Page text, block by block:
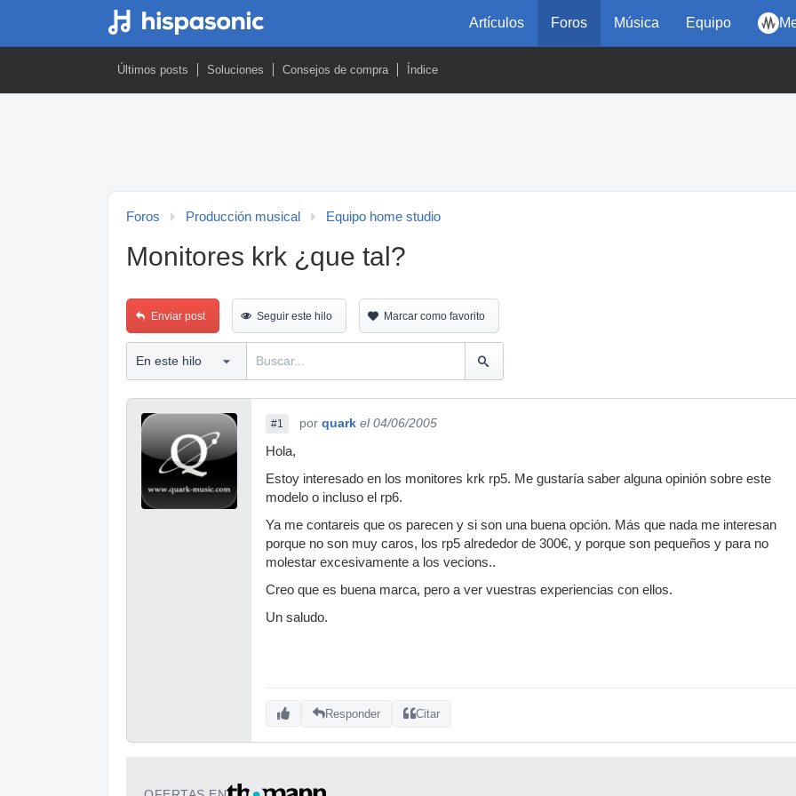
Artículos Foros Música Equipo
Últimos posts Soluciones Consejos de compra Índice
Foros Producción musical Equipo home studio
Monitores krk ¿que tal?
Enviar post Seguir este hilo Marcar como favorito
#1 por quark el 04/06/2005
Hola,
Estoy interesado en los monitores krk rp5. Me gustaría saber alguna opinión sobre este
modelo o incluso el rp6.
Ya me contareis que os parecen y si son una buena opción. Más que nada me interesan
porque no son muy caros, los rp5 alrededor de 300€, y porque son pequeños y para no
molestar excesivamente a los vecions..
Creo que es buena marca, pero a ver vuestras experiencias con ellos.
Un saludo.
Responder Citar